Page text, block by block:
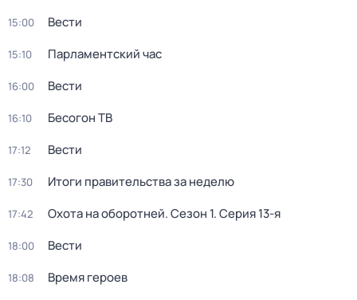
15:00 Вести
15:10 Парламентский час
16:00 Вести
16:10 Бесогон ТВ
17:12 Вести
17:30 Итоги правительства за неделю
17:42 Охота на оборотней. Сезон 1. Серия 13-я
18:00 Вести
18:08 Время героев